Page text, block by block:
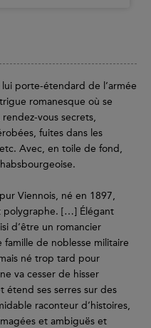
porte-étendard de l’armée
romanesque où se
vous secrets,
fuites dans les
Avec, en toile de fond,
Viennois, né en 1897,
polygraphe. […] Élégant
d’être un romancier
de noblesse militaire
né trop tard pour
va cesser de hisser
étend ses serres sur des
raconteur d’histoires,
et ambiguës et